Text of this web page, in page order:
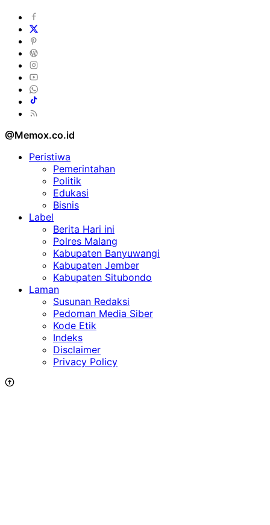
@Memox.co.id
Peristiwa
Pemerintahan
Politik
Edukasi
Bisnis
Label
Berita Hari ini
Polres Malang
Kabupaten Banyuwangi
Kabupaten Jember
Kabupaten Situbondo
Laman
Susunan Redaksi
Pedoman Media Siber
Kode Etik
Indeks
Disclaimer
Privacy Policy